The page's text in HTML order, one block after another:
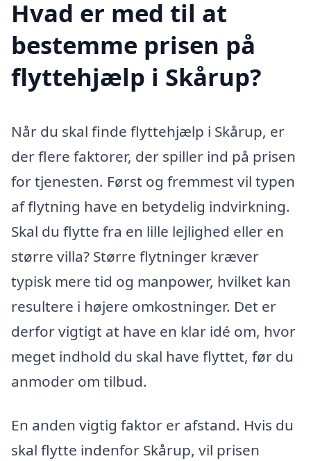
Hvad er med til at
bestemme prisen på
flyttehjælp i Skårup?
Når du skal finde flyttehjælp i Skårup, er
der flere faktorer, der spiller ind på prisen
for tjenesten. Først og fremmest vil typen
af flytning have en betydelig indvirkning.
Skal du flytte fra en lille lejlighed eller en
større villa? Større flytninger kræver
typisk mere tid og manpower, hvilket kan
resultere i højere omkostninger. Det er
derfor vigtigt at have en klar idé om, hvor
meget indhold du skal have flyttet, før du
anmoder om tilbud.
En anden vigtig faktor er afstand. Hvis du
skal flytte indenfor Skårup, vil prisen